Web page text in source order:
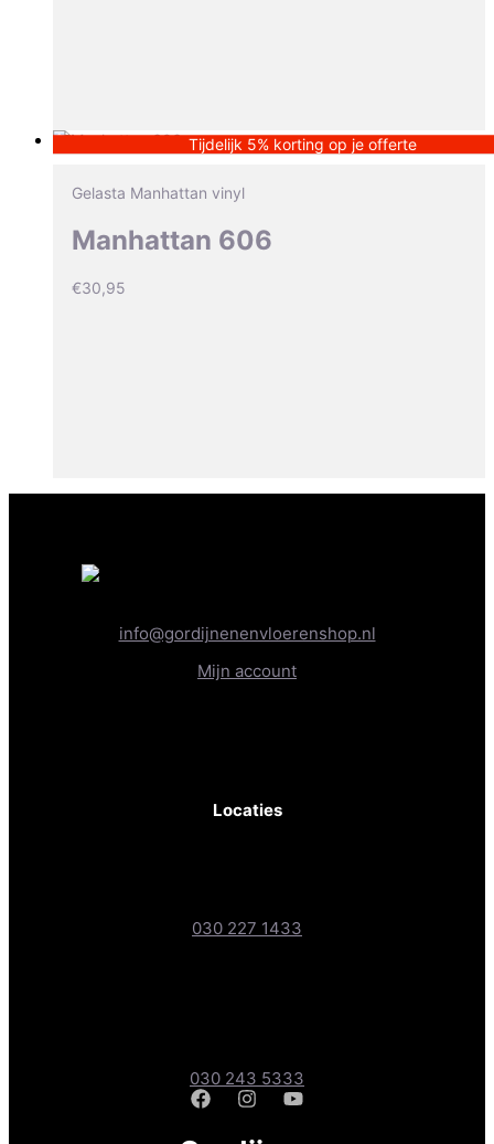
Tijdelijk 5% korting op je offerte
Gelasta Manhattan vinyl
Manhattan 606
€30,95
info@gordijnenenvloerenshop.nl
Mijn account
Locaties
030 227 1433
030 243 5333